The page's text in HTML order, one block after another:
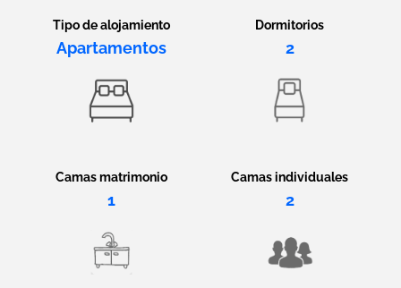
Tipo de alojamiento
Apartamentos
Dormitorios
2
Camas matrimonio
1
Camas individuales
2